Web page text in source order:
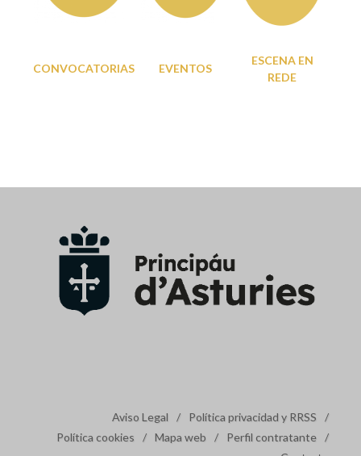
CONVOCATORIAS EVENTOS
ESCENA EN
REDE
Aviso Legal / Política privacidad y RRSS
/
Política cookies
/ Mapa web / Perfil contratante /